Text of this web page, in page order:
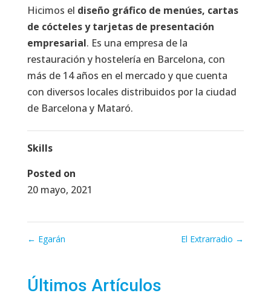
Hicimos el diseño gráfico de menúes, cartas
de cócteles y tarjetas de presentación
empresarial. Es una empresa de la
restauración y hostelería en Barcelona, con
más de 14 años en el mercado y que cuenta
con diversos locales distribuidos por la ciudad
de Barcelona y Mataró.
Skills
Posted on
20 mayo, 2021
← Egarán El Extrarradio →
Últimos Artículos